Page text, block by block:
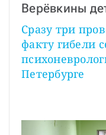
Верёвкины
Сразу три
факту гибели
Петербурге